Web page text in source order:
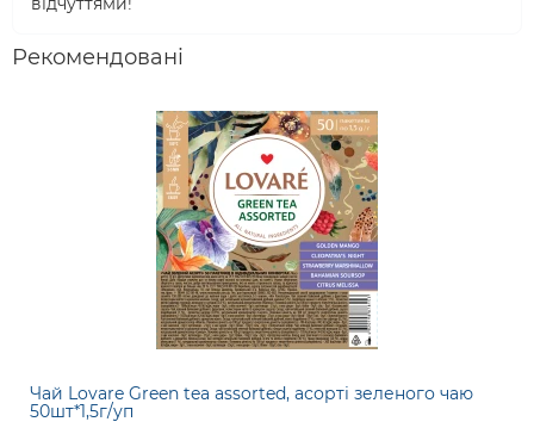
Рекомендовані
Чай Lovare Green tea assorted, асорті зеленого чаю
50шт*1,5г/уп